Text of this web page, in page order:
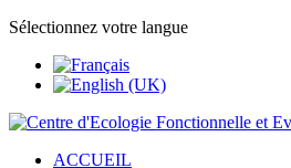
Sélectionnez votre langue
ACCUEIL